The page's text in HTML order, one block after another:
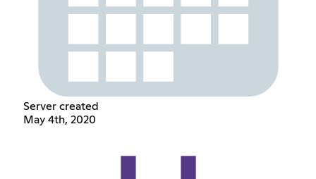
Server created
May 4th, 2020